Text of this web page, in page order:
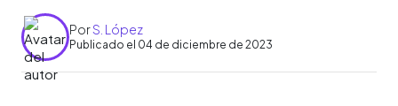
PorS. López
Publicado el 04 de diciembre de 2023